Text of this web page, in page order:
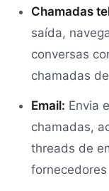
Chamadas
saída,
conversas
chamadas
Email: Envia
chamadas,
threads de
fornecedores